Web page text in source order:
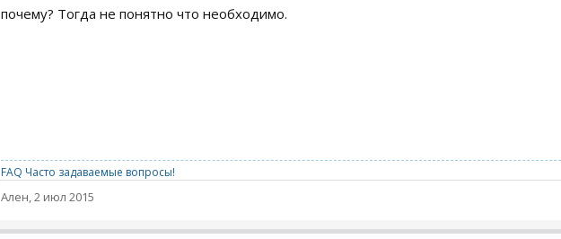
почему? Тогда не понятно что необходимо.
FAQ Часто задаваемые вопросы!
Ален,2 июл 2015